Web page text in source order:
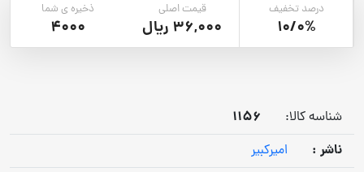
درصد تخفیف
10/0%
قیمت اصلی
36,000 ریال
ذخیره ی شما
4000
شناسه کالا:
1156
ناشر :
امیرکبیر